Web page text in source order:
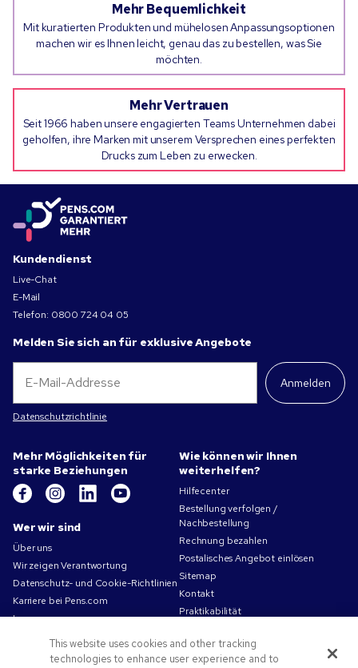
Mehr Bequemlichkeit
Mit kuratierten Produkten und mühelosen Anpassungsoptionen
machen wir es Ihnen leicht, genau das zu bestellen, was Sie
möchten.
Mehr Vertrauen
Seit 1966 haben unsere engagierten Teams Unternehmen dabei
geholfen, ihre Marken mit unserem Versprechen eines perfekten
Drucks zum Leben zu erwecken.
Kundendienst
Live-Chat
E-Mail
Telefon: 0800 724 04 05
Melden Sie sich an für exklusive Angebote
Anmelden
Datenschutzrichtlinie
Mehr Möglichkeiten für
starke Beziehungen
Wer wir sind
Über uns
Wir zeigen Verantwortung
Datenschutz- und Cookie-Richtlinien
Karriere bei Pens.com
Impressum
Nutzungsbedingungen
Verkaufsbedingungen
Wie können wir Ihnen
weiterhelfen?
Hilfecenter
Bestellung verfolgen /
Nachbestellung
Rechnung bezahlen
Postalisches Angebot einlösen
Sitemap
Kontakt
Praktikabilität
This website uses cookies and other tracking
technologies to enhance user experience and to